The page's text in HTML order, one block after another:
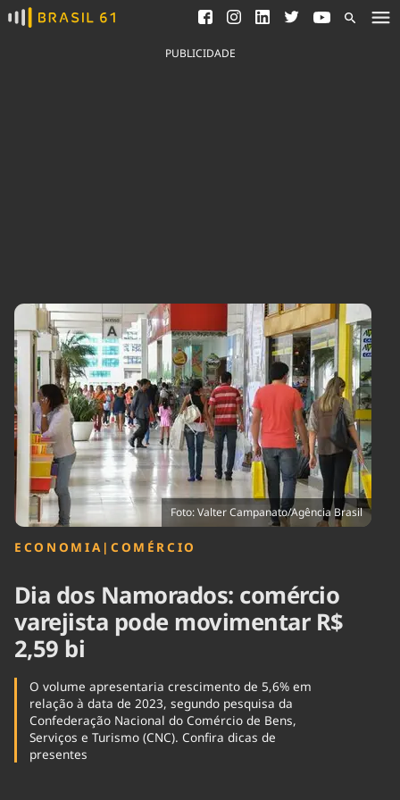
Ver todas as notícias
Saneamento
Indicadores
Agronegócios
Brasil
Brasil Mineral
Ciência &
Tecnologia
Cinema
Comportamento
Cultura
Economia
Educação
Infraestrutura
Internacional
Meio Ambiente
Podcast
Política
Saúde
Tempo
PUBLICIDADE
Foto: Valter Campanato/Agência Brasil
ECONOMIA | COMÉRCIO
Dia dos Namorados: comércio
varejista pode movimentar R$
2,59 bi
O volume apresentaria crescimento de 5,6% em
relação à data de 2023, segundo pesquisa da
Confederação Nacional do Comércio de Bens,
Serviços e Turismo (CNC). Confira dicas de
presentes